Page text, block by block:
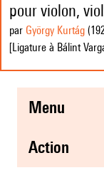
pour violon,
par György Kurtág
[Ligature à Bálint
menu
action